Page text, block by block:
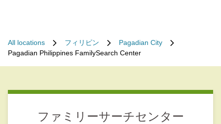
All locations フィリピン
Pagadian City
Pagadian Philippines FamilySearch Center
ファミリーサーチセンター